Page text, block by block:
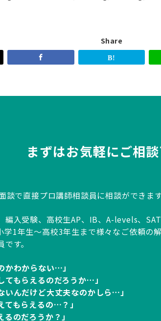
Share
まずはお気軽にご相
談で直接プロ講師相談員に相談ができます
編入受験、高校生AP、IB、A-levels、SAT
1年生～高校3年生まで様々なご依頼の
す。
かわからない…」
てもらえるのだろうか…」
いんだけど大丈夫なのかしら…」
てもらえるの…？」
るのだろうか？」